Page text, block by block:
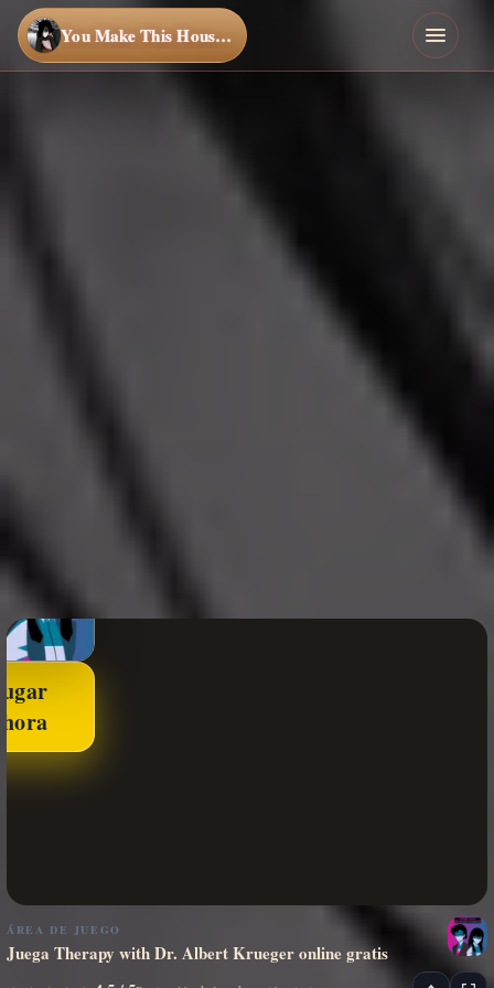
You Make This House a Home
ÁREA DE JUEGO
Juega Therapy with Dr. Albert Krueger online gratis